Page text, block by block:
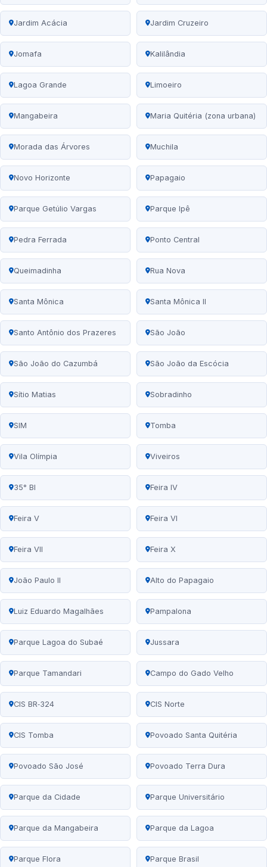
Jardim Acácia Jardim Cruzeiro
Jomafa Kalilândia
Lagoa Grande Limoeiro
Mangabeira Maria Quitéria (zona urbana)
Morada das Árvores Muchila
Novo Horizonte Papagaio
Parque Getúlio Vargas Parque Ipê
Pedra Ferrada Ponto Central
Queimadinha Rua Nova
Santa Mônica Santa Mônica II
Santo Antônio dos Prazeres São João
São João do Cazumbá São João da Escócia
Sítio Matias Sobradinho
SIM Tomba
Vila Olímpia Viveiros
35° BI Feira IV
Feira V Feira VI
Feira VII Feira X
João Paulo II Alto do Papagaio
Luiz Eduardo Magalhães Pampalona
Parque Lagoa do Subaé Jussara
Parque Tamandari Campo do Gado Velho
CIS BR‑324 CIS Norte
CIS Tomba Povoado Santa Quitéria
Povoado São José Povoado Terra Dura
Parque da Cidade Parque Universitário
Parque da Mangabeira Parque da Lagoa
Parque Flora Parque Brasil